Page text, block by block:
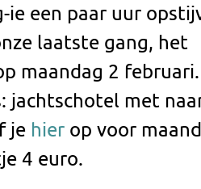
ie een paar uur
laatste gang, het
maandag 2
jachtschotel met
je hier op voor
4 euro.